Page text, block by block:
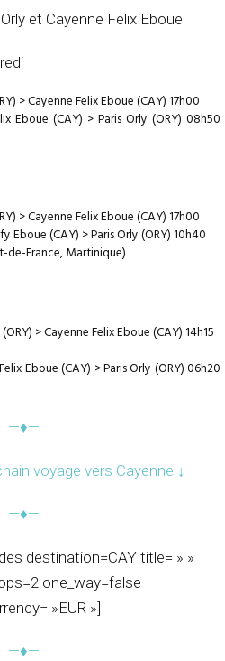
et Cayenne Felix Eboue
> Cayenne Felix Eboue (CAY) 17h00
Eboue (CAY) > Paris Orly (ORY) 08h50
> Cayenne Felix Eboue (CAY) 17h00
Eboue (CAY) > Paris Orly (ORY) 10h40
de-France, Martinique)
> Cayenne Felix Eboue (CAY) 14h15
Eboue (CAY) > Paris Orly (ORY) 06h20
—♦—
voyage vers Cayenne ↓
—♦—
destination=CAY title= » »
one_way=false
»EUR »]
—♦—